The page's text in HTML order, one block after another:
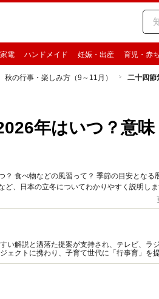
電 ハンドメイド 妊娠・出産 育児・赤
秋の行事・楽しみ方（9～11月） 二十四節
年はいつ？意味
食べ物などの風習って？ 季節の目安となる
、日本の立冬についてわかりやすく説明しま
い解説と洒落た提案が支持され、テレビ、ラ
ェクトに携わり、子育て世代に「行事育」を